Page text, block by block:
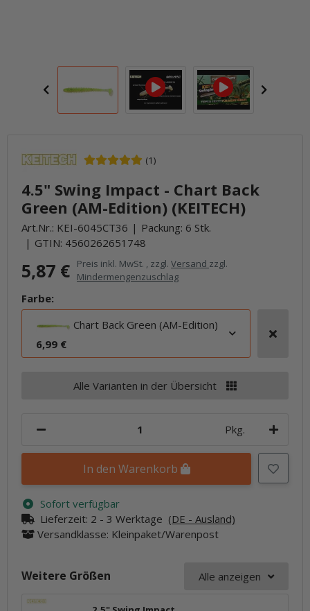
(1)
4.5" Swing Impact - Chart Back
Green (AM-Edition) (KEITECH)
Art.Nr.: KEI-6045CT36
Packung: 6 Stk.
GTIN: 4560262651748
5,87 € Preis inkl. MwSt. , zzgl. Versand zzgl.
Mindermengenzuschlag
Farbe:
Chart Back Green (AM-Edition)
6,99 €
Alle Varianten in der Übersicht
Pkg.
In den Warenkorb
Sofort verfügbar
Lieferzeit: 2 - 3 Werktage (DE - Ausland)
Versandklasse: Kleinpaket/Warenpost
Weitere Größen Alle anzeigen